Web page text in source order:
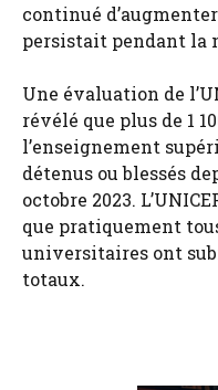
continué
persistait pendant la
Une évaluation de
révélé que plus de 1
l’enseignement
détenus ou blessés
octobre 2023.
que pratiquement
universitaires ont
totaux.